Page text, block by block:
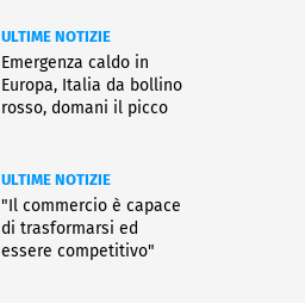
ULTIME NOTIZIE
Emergenza caldo in
Europa, Italia da bollino
rosso, domani il picco
ULTIME NOTIZIE
"Il commercio è capace
di trasformarsi ed
essere competitivo"